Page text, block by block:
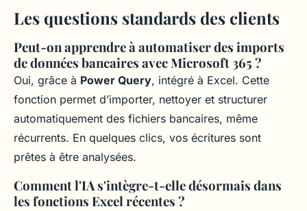
Les questions standards des clients
Peut-on apprendre à automatiser des imports
de données bancaires avec Microsoft 365 ?
Oui, grâce à Power Query, intégré à Excel. Cette
fonction permet d’importer, nettoyer et structurer
automatiquement des fichiers bancaires, même
récurrents. En quelques clics, vos écritures sont
prêtes à être analysées.
Comment l'IA s'intègre-t-elle désormais dans
les fonctions Excel récentes ?